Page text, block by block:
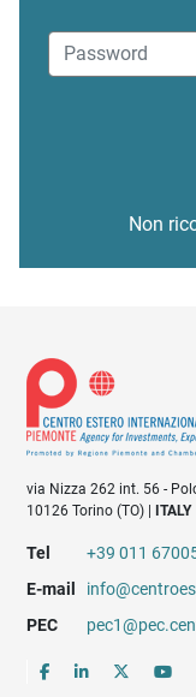
Non
via Nizza 262 int. 56 -
10126 Torino (TO) |ITALY
Tel
+39 011
E-mail
PEC